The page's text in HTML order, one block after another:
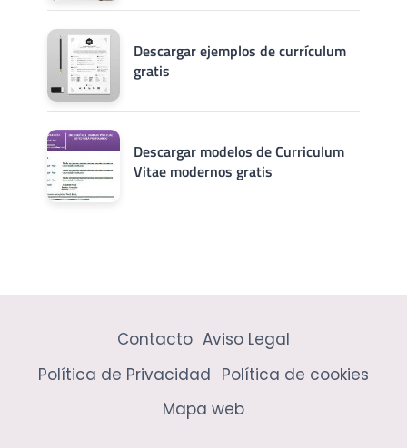
Descargar ejemplos de currículum
gratis
Descargar modelos de Curriculum
Vitae modernos gratis
Contacto Aviso Legal
Política de Privacidad Política de cookies
Mapa web